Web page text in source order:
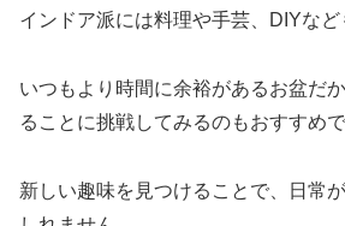
インドア派には料理や手芸、DIYなど
いつもより時間に余裕があるお盆だ
ることに挑戦してみるのもおすすめで
新しい趣味を見つけることで、日常